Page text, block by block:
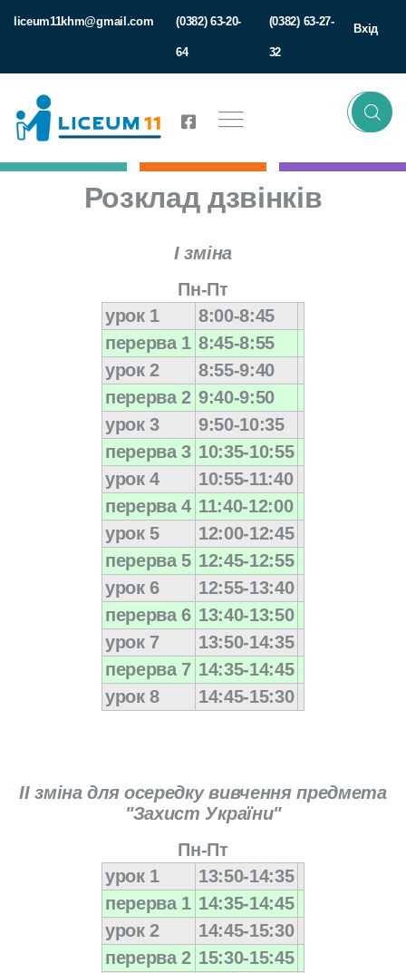
liceum11khm@gmail.com (0382) 63-20-
64
(0382) 63-27-
32
Вхід
Розклад дзвінків
I зміна
Пн-Пт
урок 1
8:00-8:45
перерва 1 8:45-8:55
урок 2
8:55-9:40
перерва 2 9:40-9:50
урок 3
9:50-10:35
перерва 3 10:35-10:55
урок 4
10:55-11:40
перерва 4 11:40-12:00
урок 5
12:00-12:45
перерва 5 12:45-12:55
урок 6
12:55-13:40
перерва 6 13:40-13:50
урок 7
13:50-14:35
перерва 7 14:35-14:45
урок 8
14:45-15:30
II зміна для осередку вивчення предмета
"Захист України"
Пн-Пт
урок 1
13:50-14:35
перерва 1 14:35-14:45
урок 2
14:45-15:30
перерва 2 15:30-15:45